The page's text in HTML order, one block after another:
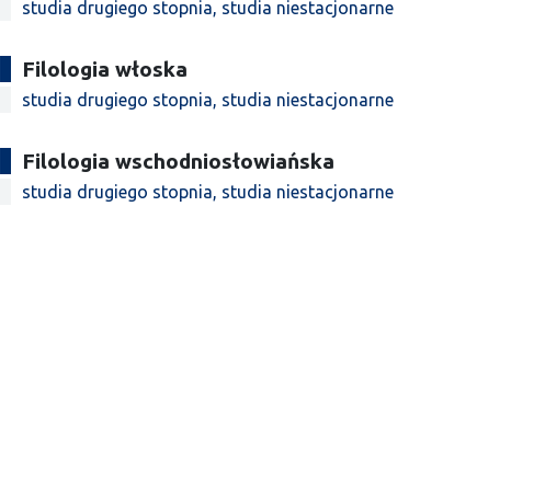
studia drugiego stopnia, studia niestacjonarne
Filologia włoska
studia drugiego stopnia, studia niestacjonarne
Filologia wschodniosłowiańska
studia drugiego stopnia, studia niestacjonarne